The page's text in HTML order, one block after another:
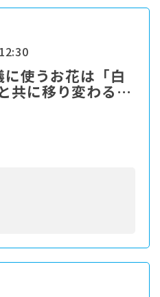
に使うお花は「白
共に移り変わる顧
、葬儀社は現状の
か・・・